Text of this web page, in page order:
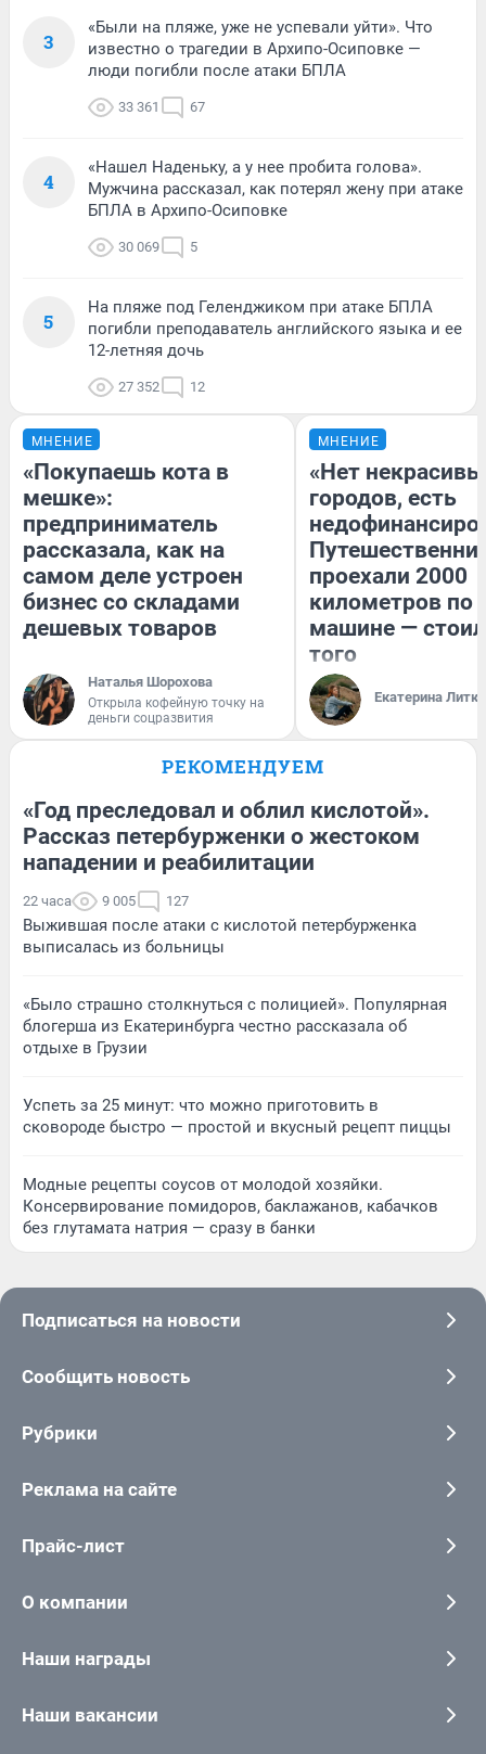
3
«Были на пляже, уже не успевали уйти». Что
известно о трагедии в Архипо-Осиповке —
люди погибли после атаки БПЛА
33 361 67
4
«Нашел Наденьку, а у нее пробита голова».
Мужчина рассказал, как потерял жену при атаке
БПЛА в Архипо-Осиповке
30 069 5
5
На пляже под Геленджиком при атаке БПЛА
погибли преподаватель английского языка и ее
12-летняя дочь
27 352 12
МНЕНИЕ
«Покупаешь кота в
мешке»:
предприниматель
рассказала, как на
самом деле устроен
бизнес со складами
дешевых товаров
Наталья Шорохова
Открыла кофейную точку на
деньги соцразвития
МНЕНИЕ
«Нет
городов, есть
проехали 2000
километров по
машине —
того
Екатерина
РЕКОМЕНДУЕМ
«Год преследовал и облил кислотой».
Рассказ петербурженки о жестоком
нападении и реабилитации
22 часа 9 005 127
Выжившая после атаки с кислотой петербурженка
выписалась из больницы
«Было страшно столкнуться с полицией». Популярная
блогерша из Екатеринбурга честно рассказала об
отдыхе в Грузии
Успеть за 25 минут: что можно приготовить в
сковороде быстро — простой и вкусный рецепт пиццы
Модные рецепты соусов от молодой хозяйки.
Консервирование помидоров, баклажанов, кабачков
без глутамата натрия — сразу в банки
Подписаться на новости
Сообщить новость
Рубрики
Реклама на сайте
Прайс-лист
О компании
Наши награды
Наши вакансии